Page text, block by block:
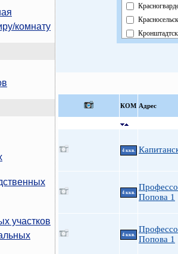
комнату
участков
Павловский
Пушкинский
Центральный
КOМ Адрес
4 ккв.
4 ккв.
Попова 1
4 ккв.
Попова 1